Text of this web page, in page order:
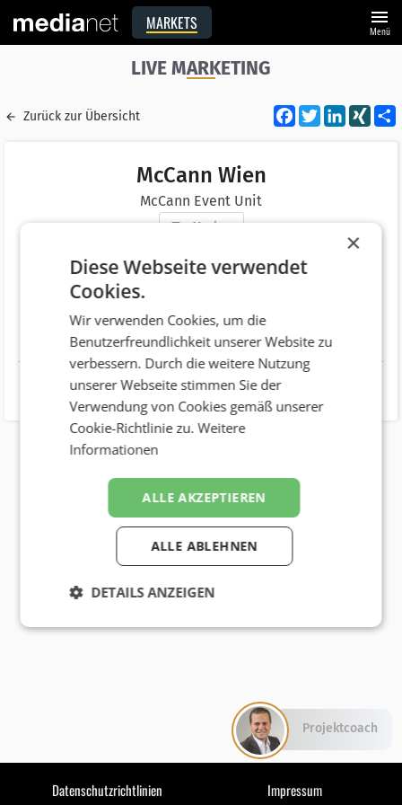
MARKETS menu
Menü
LIVE MARKETING
Zurück zur Übersicht Facebook
Twitter XING
McCann Wien
McCann Event Unit
Merken
Website http://www.mccann.at
Datenschutzrichtlinien Impressum
×
Diese Webseite verwendet
Cookies.
Wir verwenden Cookies, um die
Benutzerfreundlichkeit unserer Website zu
verbessern. Durch die weitere Nutzung
unserer Webseite stimmen Sie der
Verwendung von Cookies gemäß unserer
Cookie-Richtlinie zu.Weitere
Informationen
ALLE AKZEPTIEREN
ALLE ABLEHNEN
DETAILS ANZEIGEN
Projektcoach